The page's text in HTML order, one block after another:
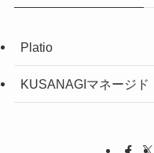
Platio
KUSANAGIマネージド